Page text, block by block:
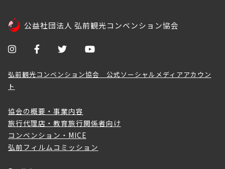
公益社団法人 弘前観光コンベンション協会
弘前観光コンベンション協会 公式ソーシャルメディアアカウン
ト
協会の概要・事業内容
旅行代理店・教育旅行関係者向け
コンベンション・MICE
弘前フィルムコミッション